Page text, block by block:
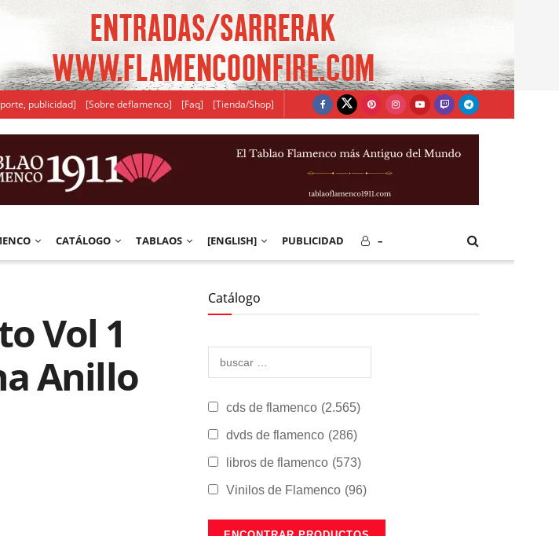
publicidad] [Sobre deflamenco] [Faq] [Tienda/Shop]
CATÁLOGO TABLAOS [ENGLISH] PUBLICIDAD –
Vol 1
Anillo
Catálogo
cds de flamenco (2.565)
dvds de flamenco (286)
libros de flamenco (573)
Vinilos de Flamenco (96)
FLAMENCO
FLAMENCO